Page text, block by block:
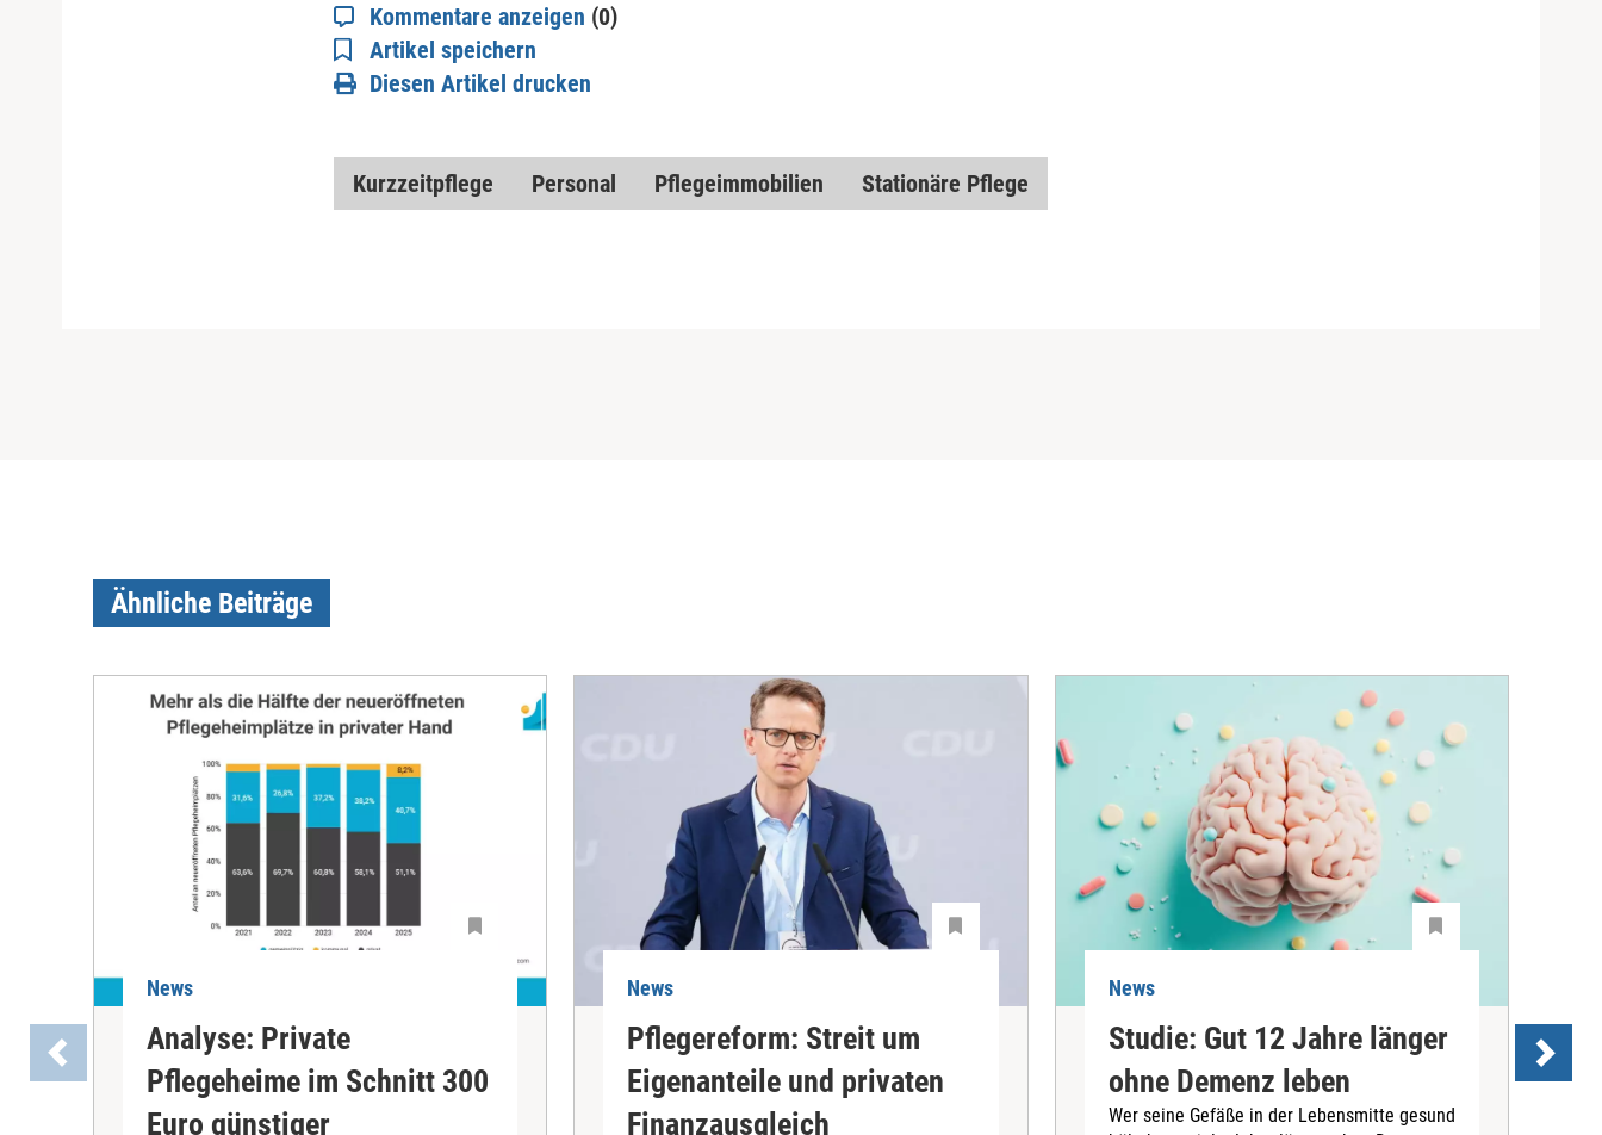
Kommentare anzeigen (0)
Artikel speichern
Diesen Artikel drucken
Kurzzeitpflege Personal Pflegeimmobilien Stationäre Pflege
Ähnliche Beiträge
News
Analyse: Private
Pflegeheime im Schnitt 300
Euro günstiger
News
Pflegereform: Streit um
Eigenanteile und privaten
Finanzausgleich
News
Studie: Gut 12 Jahre länger
ohne Demenz leben
Wer seine Gefäße in der Lebensmitte gesund